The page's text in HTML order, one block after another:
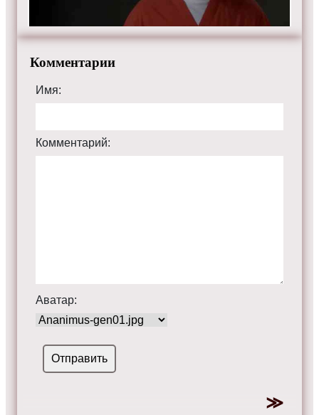
Комментарии
Имя:
Комментарий:
Аватар: